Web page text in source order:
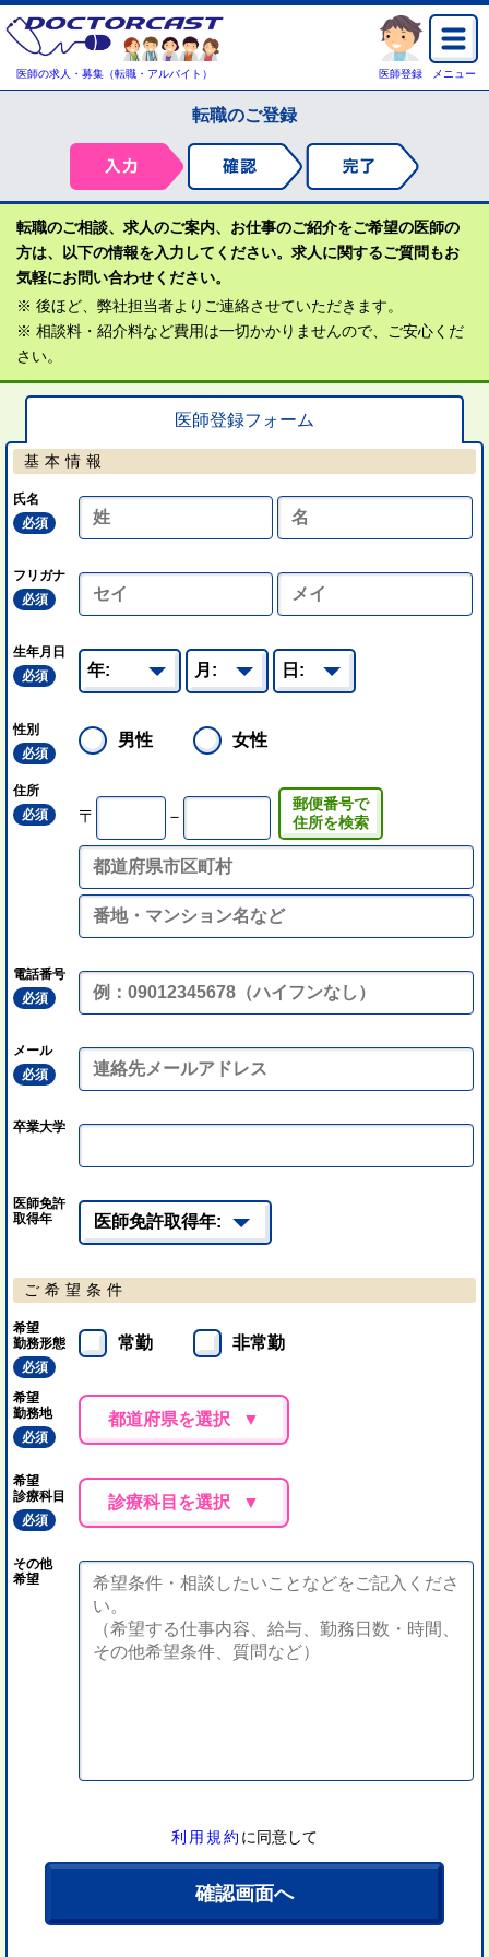
医師の求人・募集（転職・アルバイト） 医師登録 メニュー
転職のご登録
転職のご相談、求人のご案内、お仕事のご紹介をご希望の医師の
方は、以下の情報を入力してください。求人に関するご質問もお
気軽にお問い合わせください。
※ 後ほど、弊社担当者よりご連絡させていただきます。
※ 相談料・紹介料など費用は一切かかりませんので、ご安心くだ
さい。
医師登録フォーム
基本情報
氏名
必須
フリガナ
必須
生年月日
必須
性別
必須
男性 女性
住所
必須
〒 －
郵便番号で
住所を検索
電話番号
必須
メール
必須
卒業大学
医師免許
取得年
ご希望条件
希望
勤務形態
必須
常勤 非常勤
希望
勤務地
必須
都道府県を選択
希望
診療科目
必須
診療科目を選択
その他
希望
利用規約 に同意して
確認画面へ